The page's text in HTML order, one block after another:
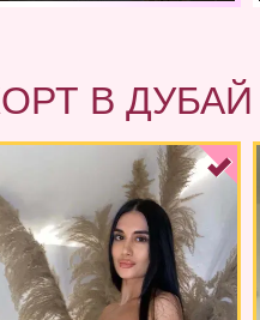
В ДУБАЙ